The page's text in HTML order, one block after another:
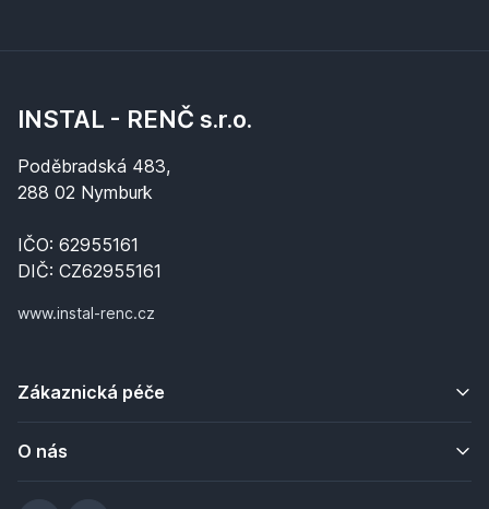
INSTAL - RENČ s.r.o.
Poděbradská 483,
288 02 Nymburk
IČO: 62955161
DIČ: CZ62955161
www.instal-renc.cz
Zákaznická péče
O nás